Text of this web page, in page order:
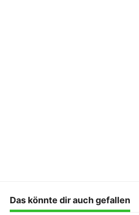
Das könnte dir auch gefallen